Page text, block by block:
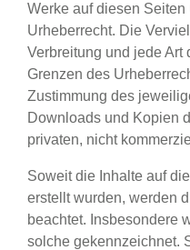
Werke auf diesen
Urheberrecht. Die
Verbreitung und jede Art
Grenzen des
Zustimmung des
Downloads und Kopien
privaten, nicht
Soweit die Inhalte auf
erstellt wurden, werden
beachtet. Insbesondere
solche gekennzeichnet.